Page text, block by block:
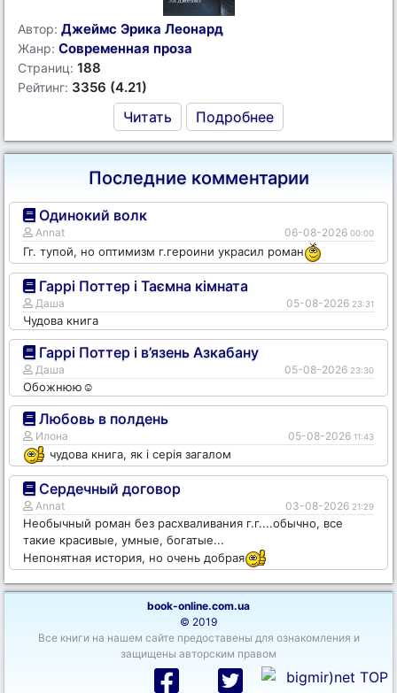
Автор: Джеймс Эрика Леонард
Жанр: Современная проза
Страниц: 188
Рейтинг: 3356 (4.21)
Читать Подробнее
Последние комментарии
Одинокий волк
Annat 06-08-2026 00:00
Гг. тупой, но оптимизм г.героини украсил роман
Гаррі Поттер і Таємна кімната
Даша 05-08-2026 23:31
Чудова книга
Гаррі Поттер і в’язень Азкабану
Даша 05-08-2026 23:30
Обожнюю☺️
Любовь в полдень
Илона 05-08-2026 11:43
чудова книга, як і серія загалом
Сердечный договор
Annat 03-08-2026 21:29
Необычный роман без расхваливания г.г....обычно, все
такие красивые, умные, богатые...
Непонятная история, но очень добрая
book-online.com.ua
© 2019
Все книги на нашем сайте предоставены для ознакомления и
защищены авторским правом